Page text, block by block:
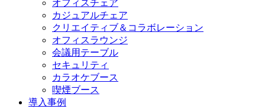
オフィスチェア
カジュアルチェア
クリエイティブ＆コラボレーション
オフィスラウンジ
会議用テーブル
セキュリティ
カラオケブース
喫煙ブース
導入事例